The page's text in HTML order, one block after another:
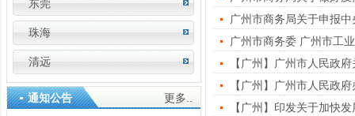
东莞
珠海
清远
通知公告 更多..
广州市商务局关于申报
【广州】广州市人民政
【广州】广州市人民政
【广州】印发关于加快